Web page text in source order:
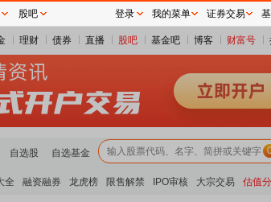
理财 债券 直播 股吧 基金吧 博客 财富号
自选股 自选基金
全 融资融券 龙虎榜 限售解禁 IPO审核 大宗交易 估值
股吧 登录 我的菜单 证券交易